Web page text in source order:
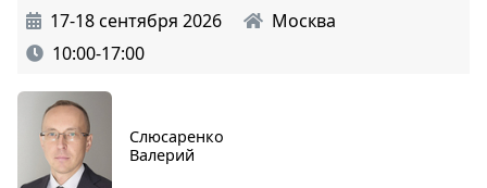
17-18 сентября 2026
Москва
10:00-17:00
Слюсаренко
Валерий